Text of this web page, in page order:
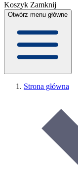
Koszyk Zamknij
Otwórz menu główne
Strona główna